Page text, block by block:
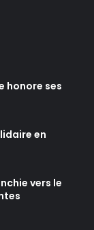
honore ses
en
vers le